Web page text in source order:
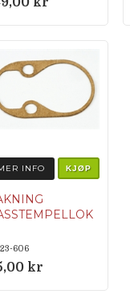
INFO KJØP
606
kr